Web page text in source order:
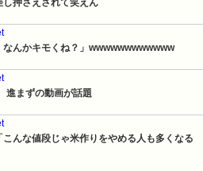
押さえされて笑えん
なんかキモくね？」wwwwwwwwwwww
進まずの動画が話題
んな値段じゃ米作りをやめる人も多くなる